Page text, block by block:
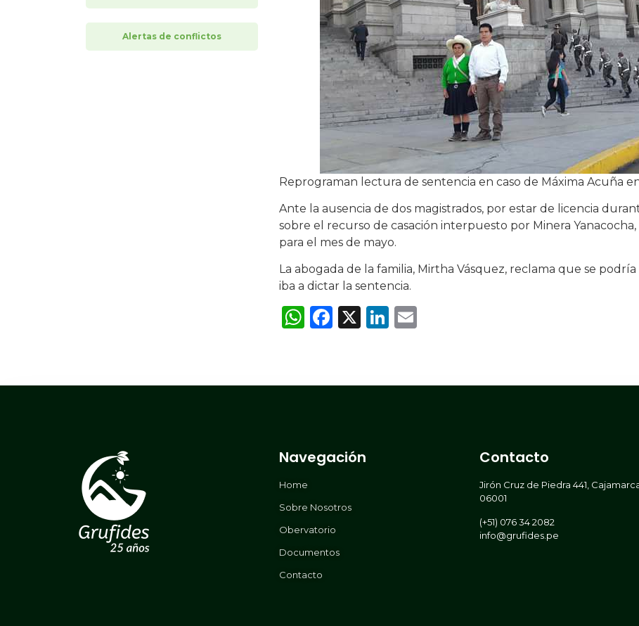
Alertas de conflictos
Reprograman lectura de sentencia en caso de Máxima Acuña
Ante la ausencia de dos magistrados, por estar de licencia
sobre el recurso de casación interpuesto por Minera
para el mes de mayo.
La abogada de la familia, Mirtha Vásquez, reclama que se
iba a dictar la sentencia.
WhatsApp
Facebook
X LinkedIn
Navegación
Home
Sobre Nosotros
Obervatorio
Documentos
Contacto
Contacto
Jirón Cruz de Piedra 441,
06001
(+51) 076 34 2082
info@grufides.pe